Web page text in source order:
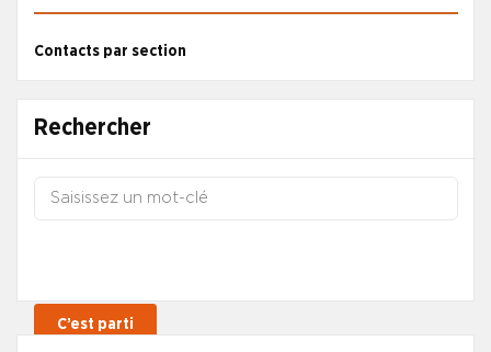
Contacts par section
Rechercher